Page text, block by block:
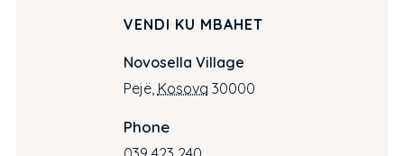
VENDI KU MBAHET
Novosella Village
Pejë, Kosova 30000
Phone